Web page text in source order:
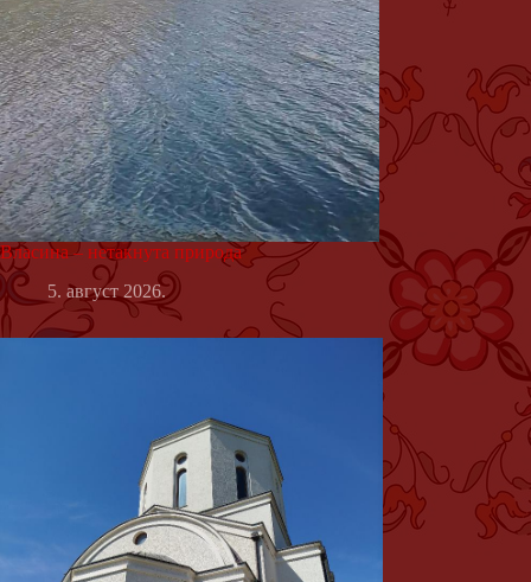
Власина – нетакнута природа
5. август 2026.